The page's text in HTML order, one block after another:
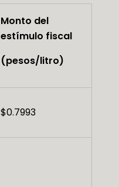
Monto del
estímulo fiscal
(pesos/litro)
$0.7993